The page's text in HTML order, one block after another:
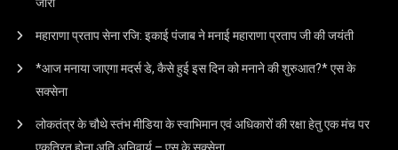
महाराणा प्रताप सेना रजि: इकाई पंजाब ने मनाई महाराणा प्रताप जी की जयंती
*आज मनाया जाएगा मदर्स डे, कैसे हुई इस दिन को मनाने की शुरुआत?* एस के
सक्सेना
लोकतंत्र के चौथे स्तंभ मीडिया के स्वाभिमान एवं अधिकारों की रक्षा हेतु एक मंच पर